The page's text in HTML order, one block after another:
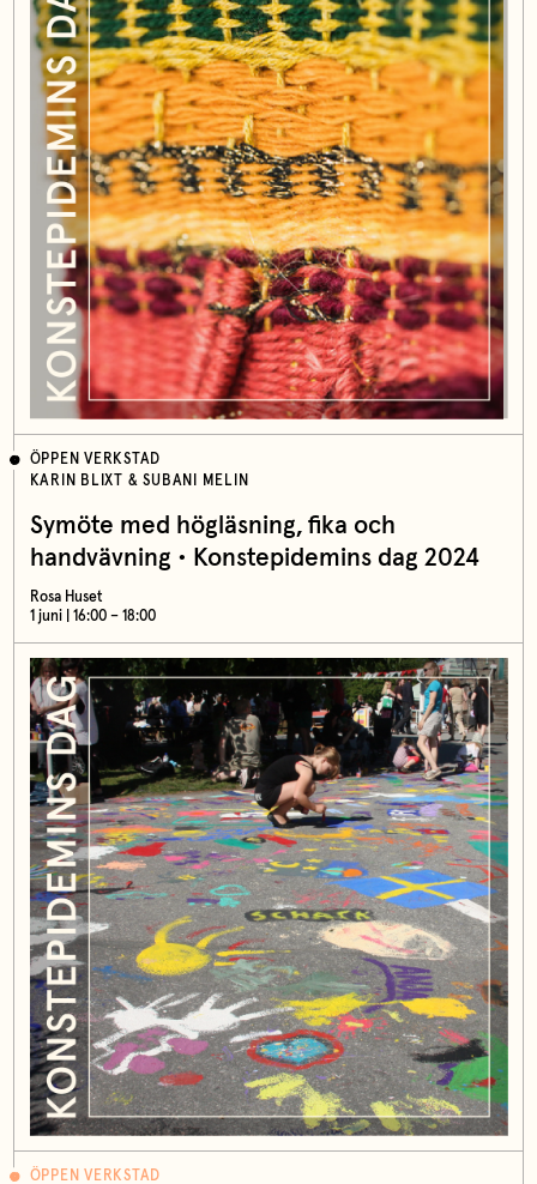
ÖPPEN VERKSTAD
KARIN BLIXT & SUBANI MELIN
Symöte med högläsning, fika och
handvävning • Konstepidemins dag 2024
Rosa Huset
1 juni | 16:00 – 18:00
ÖPPEN VERKSTAD